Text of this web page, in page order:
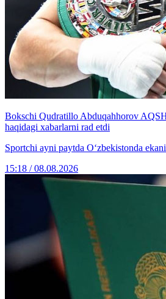
Bokschi Qudratillo Abduqahhorov
haqidagi xabarlarni rad etdi
Sportchi ayni paytda O‘zbekistonda
15:18 / 08.08.2026